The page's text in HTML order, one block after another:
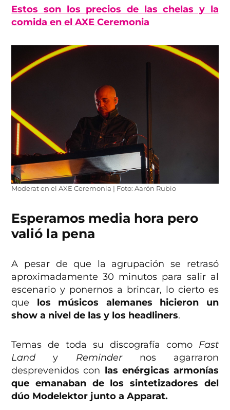
Estos son los precios de las chelas y la
comida en el AXE Ceremonia
Moderat en el AXE Ceremonia | Foto: Aarón Rubio
Esperamos media hora pero
valió la pena
A pesar de que la agrupación se retrasó
aproximadamente 30 minutos para salir al
escenario y ponernos a brincar, lo cierto es
que los músicos alemanes hicieron un
show a nivel de las y los headliners.
Temas de toda su discografía como Fast
Land y Reminder nos agarraron
desprevenidos con las enérgicas armonías
que emanaban de los sintetizadores del
dúo Modelektor junto a Apparat.